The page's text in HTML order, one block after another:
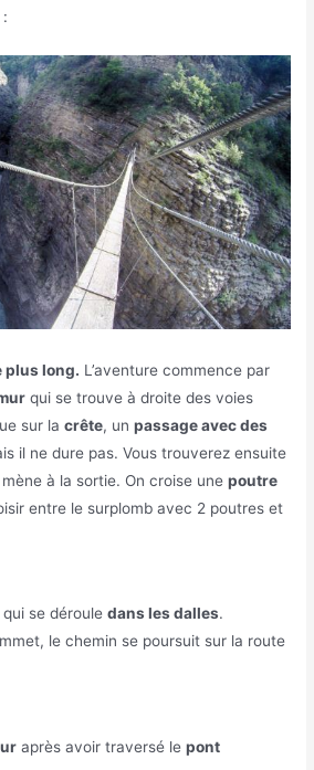
:
plus long. L’aventure commence par
qui se trouve à droite des voies
sur lacrête, unpassage avec des
il ne dure pas. Vous trouverez ensuite
à la sortie. On croise unepoutre
entre le surplomb avec 2 poutres et
qui se dérouledans les dalles.
le chemin se poursuit sur la route
après avoir traversé lepont